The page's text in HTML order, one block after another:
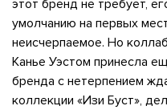
этот бренд не требует,
умолчанию на первых
неисчерпаемое. Но
Канье Уэстом принесла
бренда с нетерпением
коллекции «Изи Буст»,
с